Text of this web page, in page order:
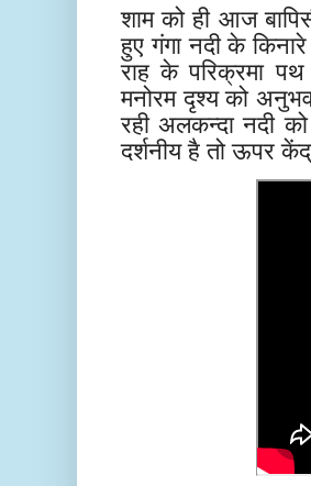
शाम को ही आज
हुए गंगा नदी के
राह के परिक्रमा
मनोरम दृश्य को
रही अलकन्दा नदी
दर्शनीय है तो ऊपर